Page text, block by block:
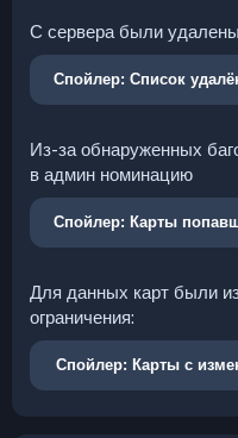
С сервера были
Спойлер: Список
Из-за обнаруженных
в админ номинацию
Спойлер: Карты
Для данных карт были
ограничения:
Спойлер: Карты с